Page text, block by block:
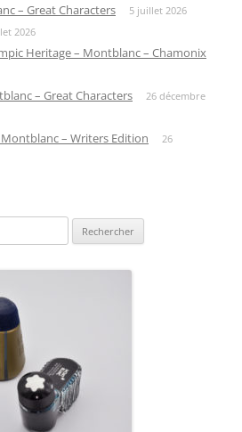
– Great Characters 5 juillet 2026
2026
Heritage – Montblanc – Chamonix
– Great Characters
26 décembre
– Writers Edition
26